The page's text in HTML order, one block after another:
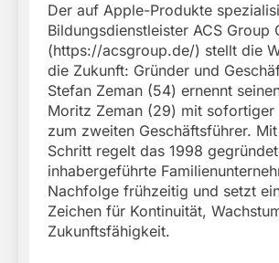
Der auf Apple-Produkte
Bildungsdienstleister ACS Group
(https://acsgroup.de/) stellt die
die Zukunft: Gründer und
Stefan Zeman (54) ernennt
Moritz Zeman (29) mit sofortiger
zum zweiten Geschäftsführer.
Schritt regelt das 1998
inhabergeführte
Nachfolge frühzeitig und setzt
Zeichen für Kontinuität,
Zukunftsfähigkeit.